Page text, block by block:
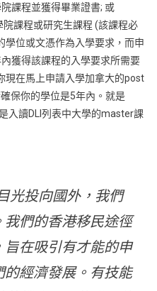
課程並獲得畢業證書; 或
課程或研究生課程 (該課程必
學位或文憑作為入學要求，而申
獲得該課程的入學要求所需要
現在馬上申請入學加拿大的post
保你的學位是5年內。就是
入讀DLI列表中大學的master課
光投向國外，我們
們的香港移民途徑
旨在吸引有才能的申
經濟發展。有技能